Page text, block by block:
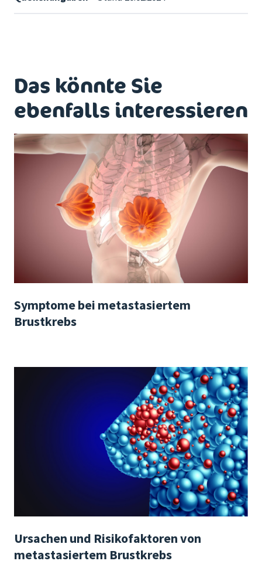
Das könnte Sie
ebenfalls interessieren
Symptome bei metastasiertem
Brustkrebs
Ursachen und Risikofaktoren von
metastasiertem Brustkrebs